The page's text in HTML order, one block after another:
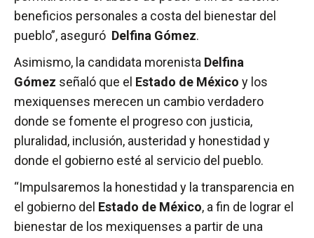
beneficios personales a costa del bienestar del
pueblo”, aseguró Delfina Gómez.
Asimismo, la candidata morenista Delfina
Gómez señaló que el Estado de México y los
mexiquenses merecen un cambio verdadero
donde se fomente el progreso con justicia,
pluralidad, inclusión, austeridad y honestidad y
donde el gobierno esté al servicio del pueblo.
“Impulsaremos la honestidad y la transparencia en
el gobierno del Estado de México, a fin de lograr el
bienestar de los mexiquenses a partir de una